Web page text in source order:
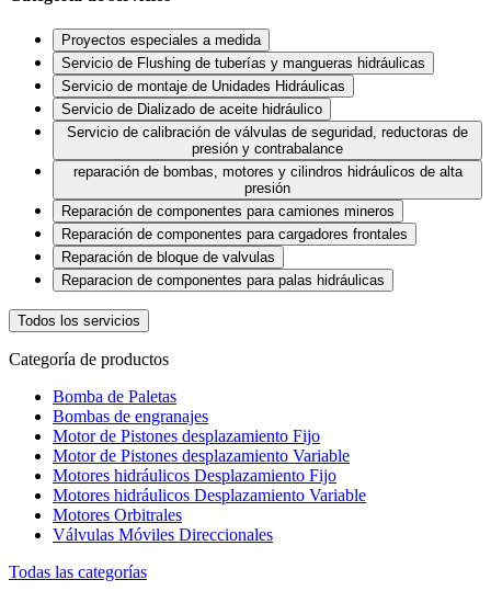
Proyectos especiales a medida
Servicio de Flushing de tuberías y mangueras hidráulicas
Servicio de montaje de Unidades Hidráulicas
Servicio de Dializado de aceite hidráulico
Servicio de calibración de válvulas de seguridad, reductoras de
presión y contrabalance
reparación de bombas, motores y cilindros hidráulicos de alta
presión
Reparación de componentes para camiones mineros
Reparación de componentes para cargadores frontales
Reparación de bloque de valvulas
Reparacion de componentes para palas hidráulicas
Todos los servicios
Categoría de productos
Bomba de Paletas
Bombas de engranajes
Motor de Pistones desplazamiento Fijo
Motor de Pistones desplazamiento Variable
Motores hidráulicos Desplazamiento Fijo
Motores hidráulicos Desplazamiento Variable
Motores Orbitrales
Válvulas Móviles Direccionales
Todas las categorías